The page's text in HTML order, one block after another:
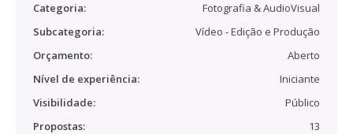
Categoria:
Fotografia & AudioVisual
Subcategoria:
Vídeo - Edição e Produção
Orçamento:
Aberto
Nível de experiência:
Iniciante
Visibilidade:
Público
Propostas:
13